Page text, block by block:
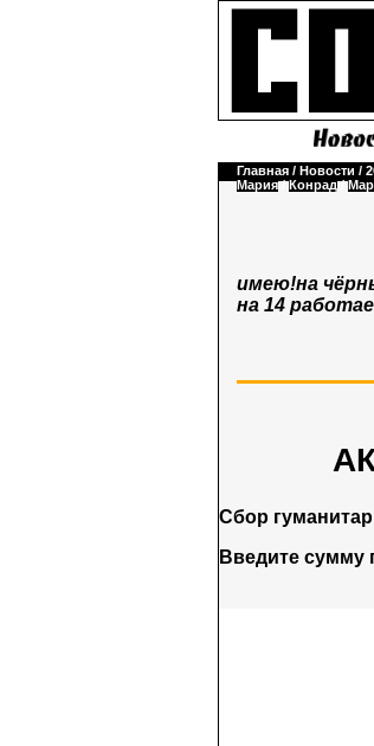
Главная / Новости /
Мария/Конрад/
имею!на
на 14
Сбор
Введите сумму